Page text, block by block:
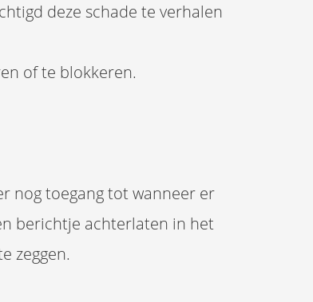
deze schade te verhalen
of te blokkeren.
nog toegang tot wanneer er
berichtje achterlaten in het
zeggen.